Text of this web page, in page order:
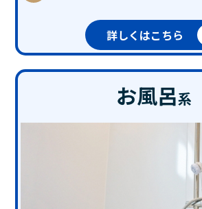
詳しくはこちら
お風呂系